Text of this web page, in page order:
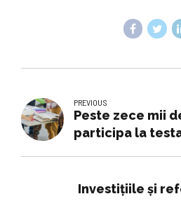
PREVIOUS
Peste zece mii
participa la
Investițiile și